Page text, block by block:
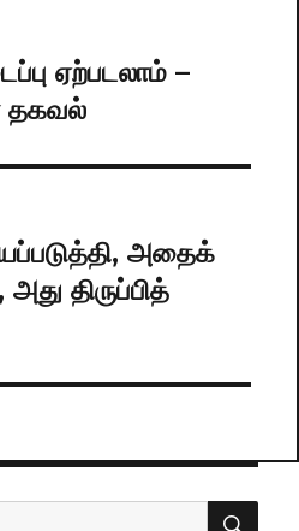
ஏற்படலாம் –
தகவல்
அதைக்
திருப்பித்